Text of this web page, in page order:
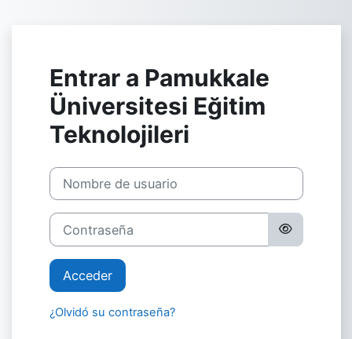
Entrar a Pamukkale
Üniversitesi Eğitim
Teknolojileri
Saltar a creación de una nueva cuenta
Nombre de usuario
Contraseña
Acceder
¿Olvidó su contraseña?